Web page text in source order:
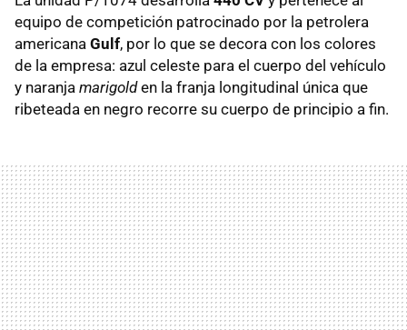
equipo de competición patrocinado por la petrolera
americana Gulf, por lo que se decora con los colores
de la empresa: azul celeste para el cuerpo del vehículo
y naranja marigolden la franja longitudinal única que
ribeteada en negro recorre su cuerpo de principio a fin.